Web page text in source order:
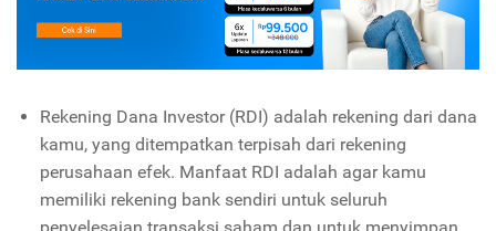
Rekening Dana Investor (RDI) adalah rekening dari dana
kamu, yang ditempatkan terpisah dari rekening
perusahaan efek. Manfaat RDI adalah agar kamu
memiliki rekening bank sendiri untuk seluruh